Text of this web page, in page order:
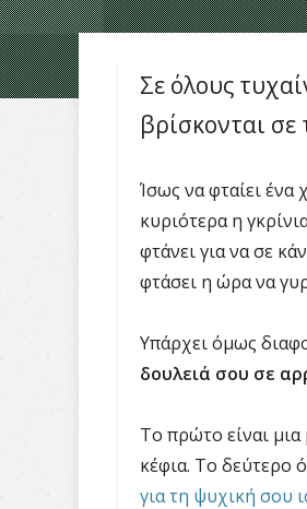
Σε όλους
βρίσκονται σε
Ίσως να φταίει
κυριότερα η
φτάνει για να σε
φτάσει η ώρα να
Υπάρχει όμως
δουλειά σου σε
Το πρώτο είναι μια
κέφια. Το δεύτερο
για τη ψυχική σου